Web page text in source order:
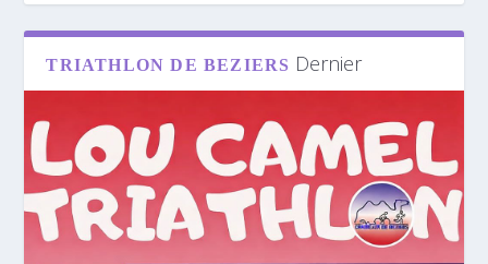
TRIATHLON DE BEZIERS Dernier